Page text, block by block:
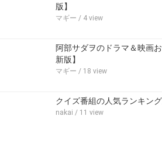
版】
マギー / 4 view
阿部サダヲのドラマ＆映画
新版】
マギー / 18 view
クイズ番組の人気ランキン
nakai / 11 view